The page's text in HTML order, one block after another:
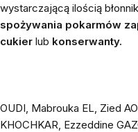
wystarczającą ilością
spożywania pokarmów
cukier lub konserwanty.
OUDI, Mabrouka EL, Zied
KHOCHKAR, Ezzeddine